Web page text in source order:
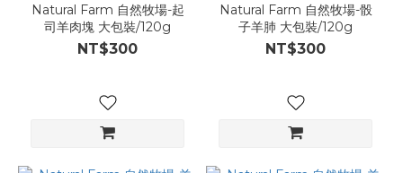
Natural Farm 自然牧場-起
司羊肉塊 大包裝/120g
NT$300
Natural Farm 自然牧場-骰
子羊肺 大包裝/120g
NT$300